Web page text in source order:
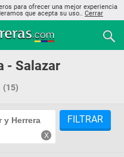
para ofrecer una mejor experiencia
que acepta su uso.. Cerrar
- Salazar
(15)
y Herrera FILTRAR